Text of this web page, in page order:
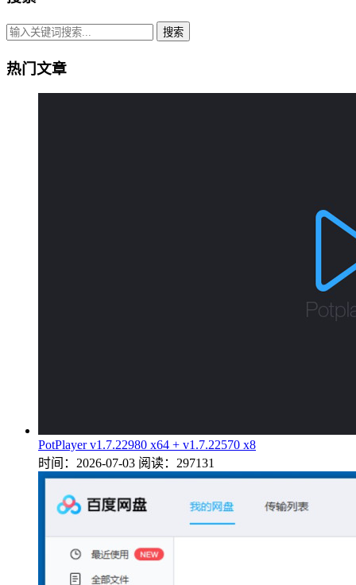
搜索
热门文章
PotPlayer v1.7.22980 x64 + v1.7.22570 x8
时间：2026-07-03 阅读：297131